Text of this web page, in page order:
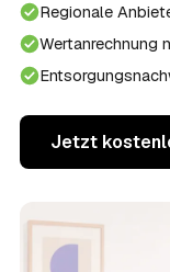
Regionale
Wertanrechnung
Jetzt